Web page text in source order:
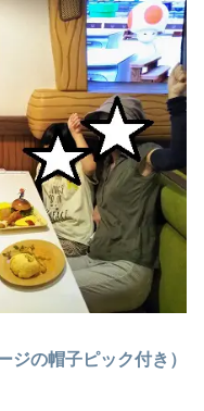
ジの帽子ピック付き）